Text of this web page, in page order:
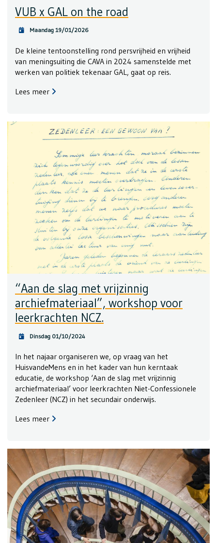
VUB x GAL on the road
Maandag 19/01/2026
De kleine tentoonstelling rond persvrijheid en vrijheid
van meningsuiting die CAVA in 2024 samenstelde met
werken van politiek tekenaar GAL, gaat op reis.
Lees meer
“Aan de slag met vrijzinnig
archiefmateriaal”, workshop voor
leerkrachten NCZ.
Dinsdag 01/10/2024
In het najaar organiseren we, op vraag van het
HuisvandeMens en in het kader van hun kerntaak
educatie, de workshop ‘Aan de slag met vrijzinnig
archiefmateriaal’ voor leerkrachten Niet-Confessionele
Zedenleer (NCZ) in het secundair onderwijs.
Lees meer